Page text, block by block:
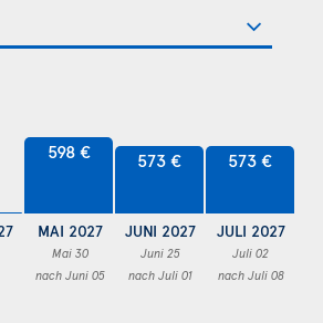
598 €
MAI 2027
Mai 30
nach Juni 05
573 €
JUNI 2027
Juni 25
nach Juli 01
573 €
JULI 2027
Juli 02
nach Juli 08